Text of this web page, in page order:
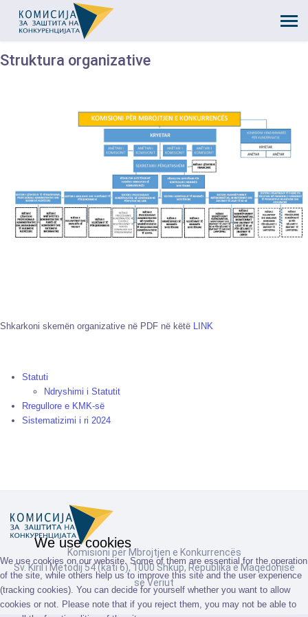
Struktura organizative
Shkarkoni skemën organizative në PDF në këtë LINK
Statuti
Ndryshimi i Statutit
Rregullore e KMK-së
Sistematizimi i ri 2024
Komisioni për Mbrojtjen e Konkurrencës
Sv. Kiril i Metodij 54 (kati 6), 1000 Shkup, Republika e Maqedonisë
së Veriut
We use cookies
We use cookies on our website. Some of them are essential for the operation
of the site, while others help us to improve this site and the user experience
(tracking cookies). You can decide for yourself whether you want to allow
cookies or not. Please note that if you reject them, you may not be able to